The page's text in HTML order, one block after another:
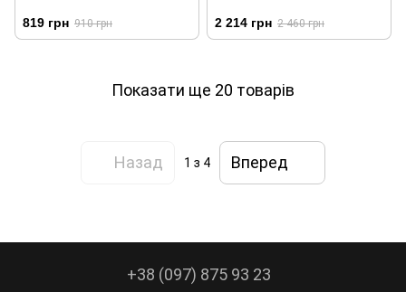
819 грн 910 грн 2 214 грн 2 460 грн
Показати ще 20 товарів
Назад 1 з 4 Вперед
+38 (097) 875 93 23